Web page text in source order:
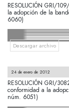
RESOLUCIÓN GRI/
la adopción de la
6060)
Descargar archivo
24 de enero de 2012
RESOLUCIÓN GRI/
conformidad a la
núm. 6051)